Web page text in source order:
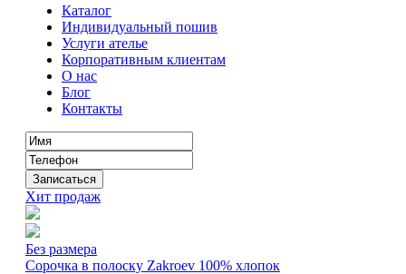
Каталог
Индивидуальный пошив
Услуги ателье
Корпоративным клиентам
О нас
Блог
Контакты
Хит продаж
Без размера
Сорочка в полоску Zakroev 100% хлопок